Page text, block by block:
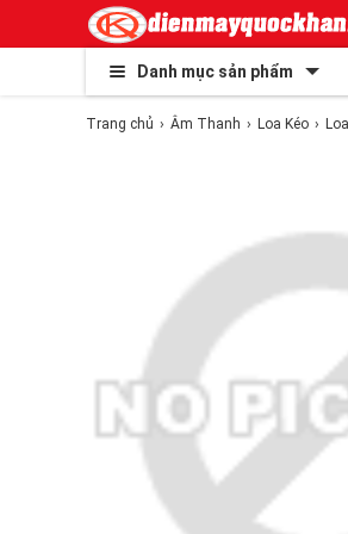
Danh mục sản phẩm
Trang chủ Âm Thanh Loa Kéo